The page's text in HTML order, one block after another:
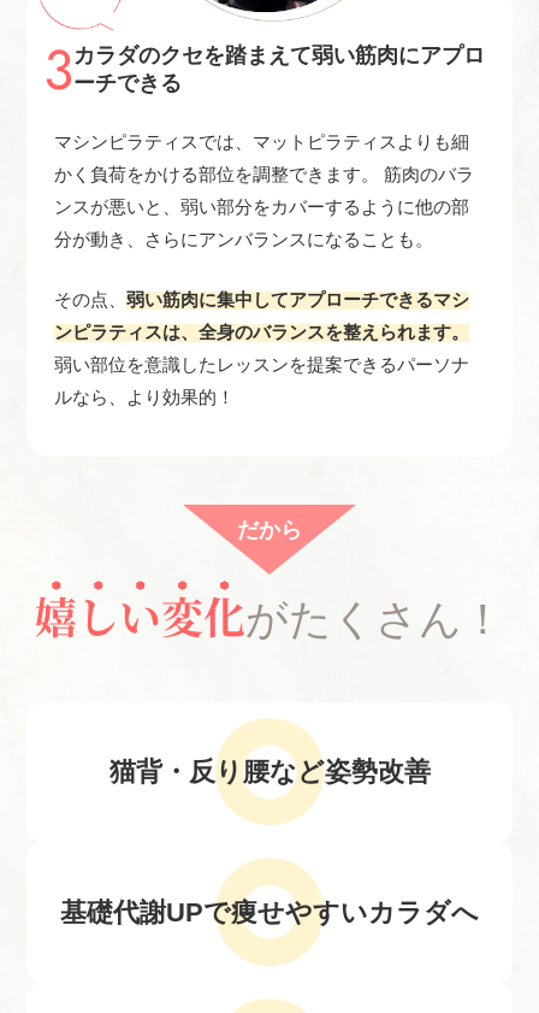
3 カラダのクセを踏まえて弱い筋肉にアプロ
ーチできる
マシンピラティスでは、マットピラティスよりも細
かく負荷をかける部位を調整できます。 筋肉のバラ
ンスが悪いと、弱い部分をカバーするように他の部
分が動き、さらにアンバランスになることも。
その点、 弱い筋肉に集中してアプローチできるマシ
ンピラティスは、全身のバランスを整えられます。
弱い部位を意識したレッスンを提案できるパーソナ
ルなら、より効果的！
だから
嬉しい変化がたくさん！
猫背・反り腰など姿勢改善
基礎代謝UPで痩せやすいカラダへ